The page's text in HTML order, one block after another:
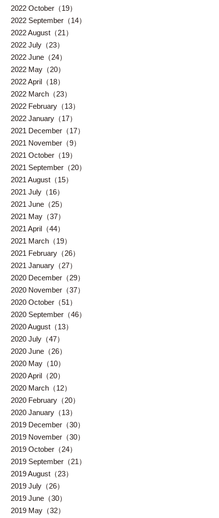
2022 October（19）
2022 September（14）
2022 August（21）
2022 July（23）
2022 June（24）
2022 May（20）
2022 April（18）
2022 March（23）
2022 February（13）
2022 January（17）
2021 December（17）
2021 November（9）
2021 October（19）
2021 September（20）
2021 August（15）
2021 July（16）
2021 June（25）
2021 May（37）
2021 April（44）
2021 March（19）
2021 February（26）
2021 January（27）
2020 December（29）
2020 November（37）
2020 October（51）
2020 September（46）
2020 August（13）
2020 July（47）
2020 June（26）
2020 May（10）
2020 April（20）
2020 March（12）
2020 February（20）
2020 January（13）
2019 December（30）
2019 November（30）
2019 October（24）
2019 September（21）
2019 August（23）
2019 July（26）
2019 June（30）
2019 May（32）